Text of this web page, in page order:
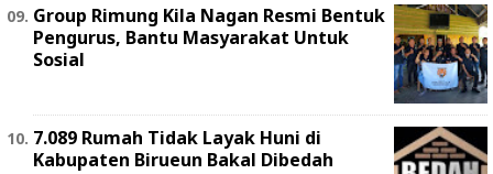
Group Rimung Kila Nagan Resmi Bentuk
Pengurus, Bantu Masyarakat Untuk
Sosial
7.089 Rumah Tidak Layak Huni di
Kabupaten Birueun Bakal Dibedah